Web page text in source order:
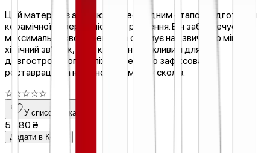
Цей матеріал є абсолютно необхідним етапом підготовки
керамічної поверхні після її травлення. Він забезпечує
максимальне зволоження та формує надзвичайно міцний
хімічний зв'язок, що є критично важливим для
довгострокового успіху адгезивно зафіксованих
реставрацій та надійного ремонту сколів.
☆ ☆☆☆☆
У список бажань
5 880 ₴
Додати в Кошик